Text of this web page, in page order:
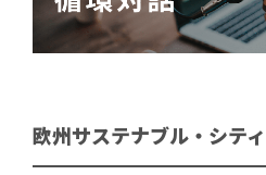
欧州サステナブル・シテ